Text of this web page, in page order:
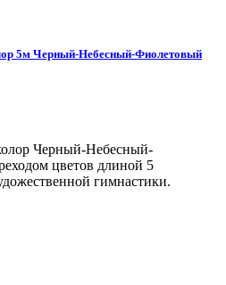
5м Черный-Небесный-Фиолетовый
Черный-Небесный-
цветов длиной 5
гимнастики.